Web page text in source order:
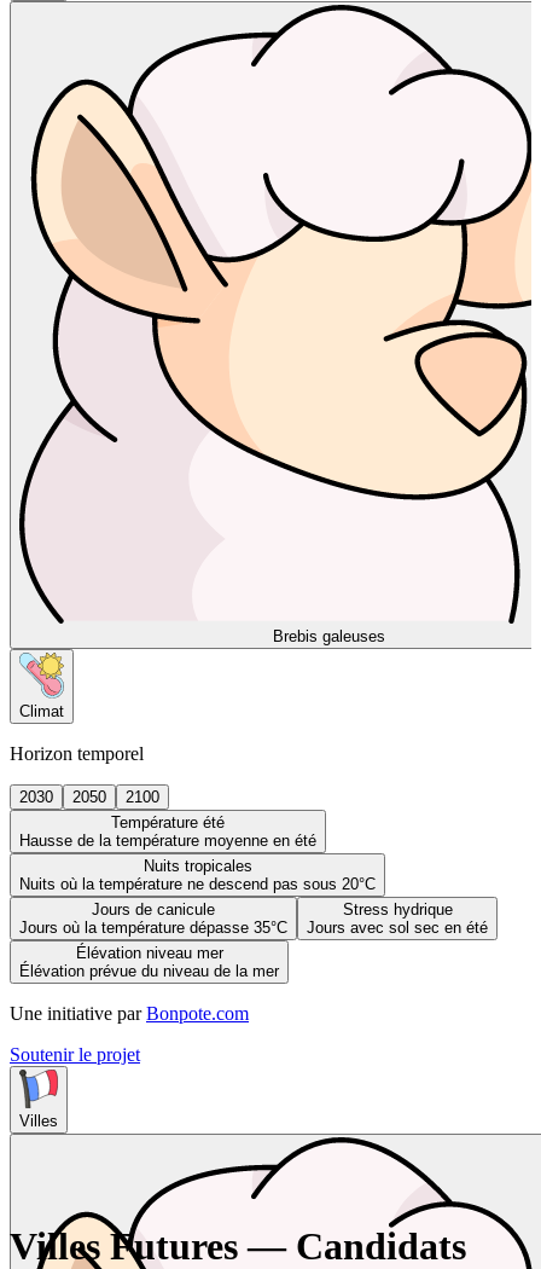
Brebis galeuses
Climat
Horizon temporel
2030 2050
2100
Température été
Hausse de la température moyenne en été
Nuits tropicales
Nuits où la température ne descend pas sous 20°C
Jours de canicule
Jours où la température dépasse 35°C
Stress hydrique
Jours avec sol sec en été
Élévation niveau mer
Élévation prévue du niveau de la mer
Une initiative par Bonpote.com
Soutenir le projet
Villes
Villes Futures — Candidats